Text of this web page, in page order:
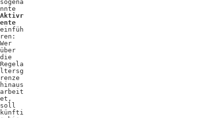
sogena
nnte
Aktivr
ente
einfüh
ren:
Wer
über
die
Regela
ltersg
renze
hinaus
arbeit
et,
soll
künfti